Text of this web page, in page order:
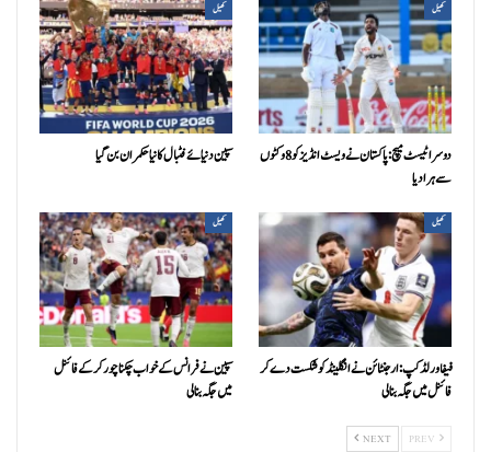
کھیل
دوسرا ٹیسٹ میچ: پاکستان نے ویسٹ انڈیز کو 8 وکٹوں
سے ہرا دیا
کھیل
سپین دنیائے فٹبال کا نیا حکمران بن گیا
کھیل
فیفا ورلڈکپ: ارجنٹائن نے انگلینڈ کو شکست دے کر
فائنل میں جگہ بنا لی
کھیل
سپین نے فرانس کے خواب چکنا چور کر کے فائنل
میں جگہ بنا لی
NEXT